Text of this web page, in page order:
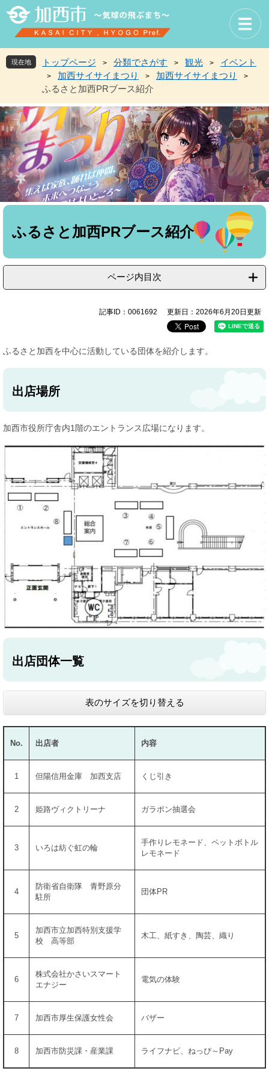
先
頭
。
を
飛
て
本
文
へ
現在地 トップページ > 分類でさがす > 観光 > イベント
> 加西サイサイまつり > 加西サイサイまつり >
ふるさと加西PRブース紹介
本
ふるさと加西PRブース紹介
ページ内目次
記事ID：0061692 更新日：2026年6月20日更新
ふるさと加西を中心に活動している団体を紹介します。
出店場所
加西市役所庁舎内1階のエントランス広場になります。
出店団体一覧
表のサイズを切り替える
No. 出店者 内容
1 但陽信用金庫 加西支店 くじ引き
2 姫路ヴィクトリーナ ガラポン抽選会
3 いろは紡ぐ虹の輪
手作りレモネード、ペットボトル
レモネード
4
防衛省自衛隊 青野原分
駐所
団体PR
5
加西市立加西特別支援学
校 高等部
木工、紙すき、陶芸、織り
6
株式会社かさいスマート
エナジー
電気の体験
7 加西市厚生保護女性会 バザー
8 加西市防災課・産業課 ライフナビ、ねっぴ～Pay